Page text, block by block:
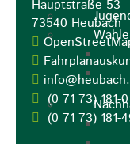
Hauptstraße 53
73540 Heubach
(0 71 73) 181-0
(0 71 73) 181-